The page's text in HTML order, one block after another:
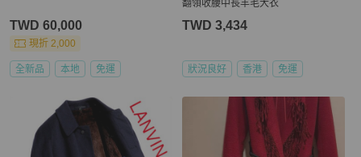
TWD 60,000
現折 2,000
全新品 本地 免運
翻領收腰中長羊毛大衣
TWD 3,434
狀況良好 香港 免運